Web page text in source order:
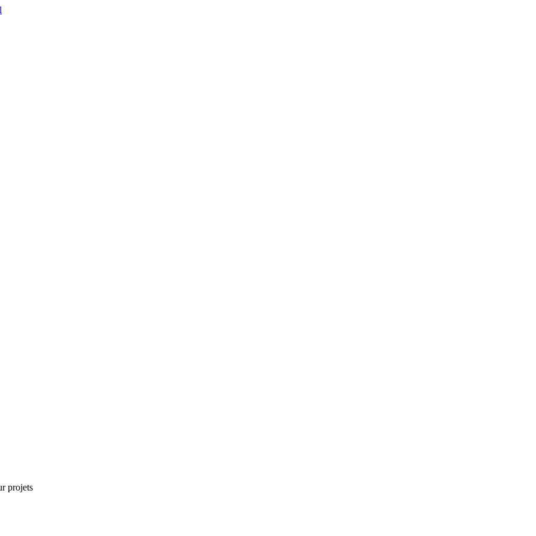
projets